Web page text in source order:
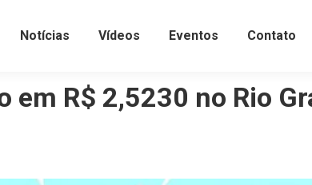
Notícias Vídeos Eventos Contato
em R$ 2,5230 no Rio